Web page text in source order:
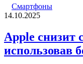
Смартфоны
14.10.2025
Apple снизит
использовав